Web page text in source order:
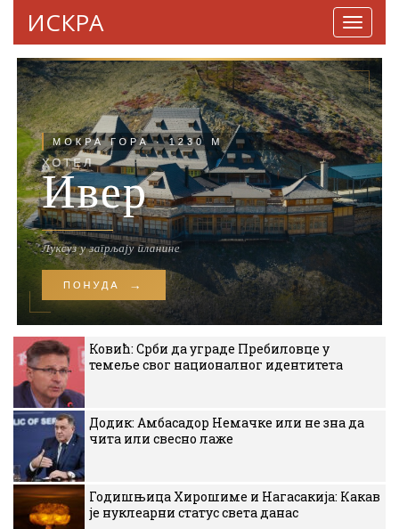
ИСКРА
Ковић: Срби да уграде Пребиловце у
темеље свог националног идентитета
Додик: Амбасадор Немачке или не зна да
чита или свесно лаже
Годишњица Хирошиме и Нагасакија: Какав
је нуклеарни статус света данас